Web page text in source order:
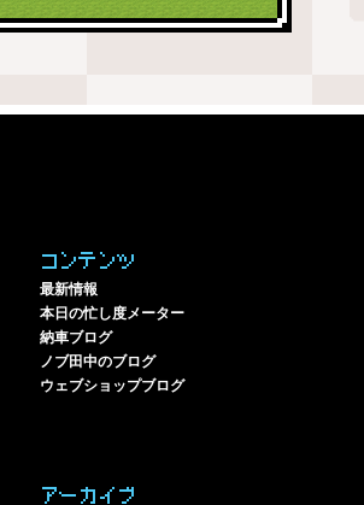
コンテンツ
最新情報
本日の忙し度メーター
納車ブログ
ノブ田中のブログ
ウェブショップブログ
アーカイブ